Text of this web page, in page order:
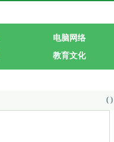
电脑网络
教育文化
( )